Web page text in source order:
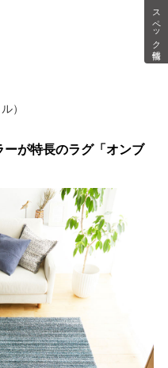
スペック情報
）
が特長のラグ「オンブ